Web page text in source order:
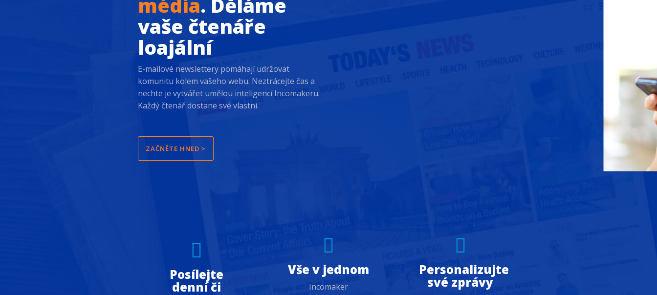
média. Děláme
vaše čtenáře
loajální
E-mailové newslettery pomáhají udržovat
komunitu kolem vašeho webu. Neztrácejte čas a
nechte je vytvářet umělou inteligencí Incomakeru.
Každý čtenář dostane své vlastní.
ZAČNĚTE HNED >
Posílejte
denní či
Vše v jednom
Incomaker
Personalizujte
své zprávy